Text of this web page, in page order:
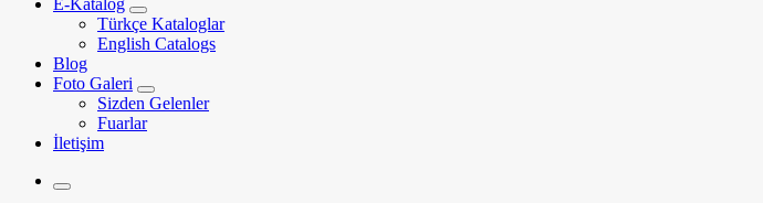
Türkçe Kataloglar
English Catalogs
Blog
Foto Galeri
Sizden Gelenler
Fuarlar
İletişim